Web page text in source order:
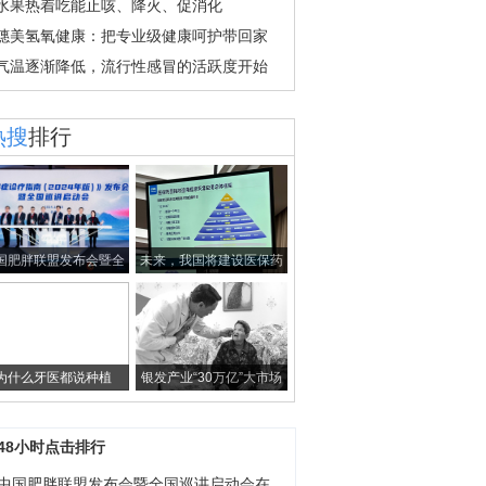
果热着吃能止咳、降火、促消化
美氢氧健康：把专业级健康呵护带回家
温逐渐降低，流行性感冒的活跃度开始
搜排行
肥胖联盟发布会暨全
国巡讲启动会在
未来，我国将建设医保药
品耗材追溯信息
什么牙医都说种植
牙“好”？Caml
银发产业“30万亿”大市场
如何撬动
小时点击排行